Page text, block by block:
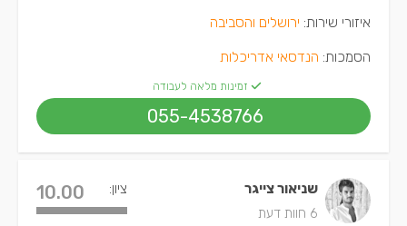
איזורי שירות: ירושלים והסביבה
הסמכות: הנדסאי אדריכלות
זמינות מלאה לעבודה
055-4538766
שניאור צייגר
6 חוות דעת
ציון: 10.00